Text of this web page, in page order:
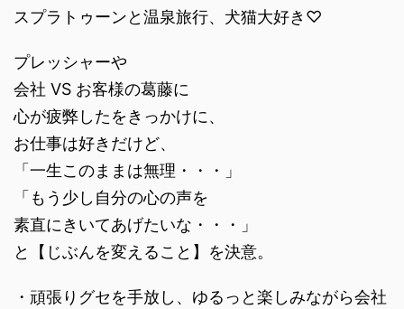
スプラトゥーンと温泉旅行、犬猫大好き♡
プレッシャーや
会社 VS お客様の葛藤に
心が疲弊したをきっかけに、
お仕事は好きだけど、
「一生このままは無理・・・」
「もう少し自分の心の声を
素直にきいてあげたいな・・・」
と【じぶんを変えること】を決意。
・頑張りグセを手放し、ゆるっと楽しみながら会社